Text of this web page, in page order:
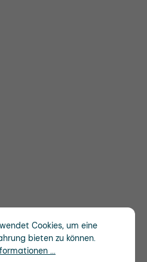
Cookies, um eine
bieten zu können.
...